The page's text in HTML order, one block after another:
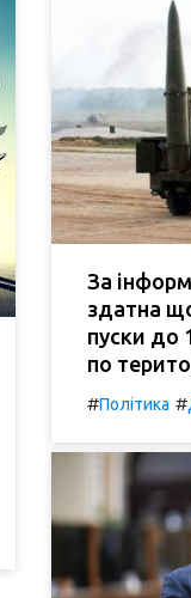
За
здатна
пуски до
по
#Політика #